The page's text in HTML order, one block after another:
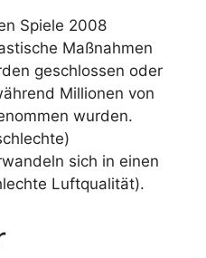
Spiele 2008
Maßnahmen
geschlossen oder
Millionen von
wurden.
sich in einen
Luftqualität).